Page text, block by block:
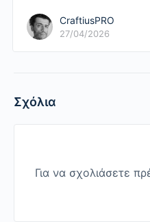
CraftiusPRO
27/04/2026
Σχόλια
Για να σχολιάσετε